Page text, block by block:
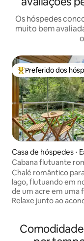
Os hóspedes
muito bem
Entre os melhores
Preferido dos
Casa de hóspedes ⋅
athly
Cabana flutuante
Water Snug”
Chalé romântico
lago, flutuando em
de um acre em uma
Relaxe junto ao
vistas mágicas para
cômodos. Na